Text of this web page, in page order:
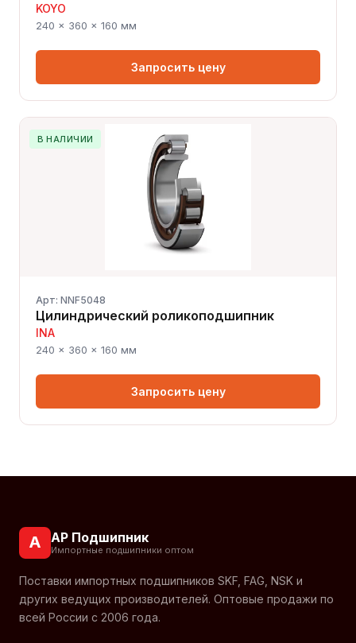
KOYO
240 × 360 × 160 мм
Запросить цену
В НАЛИЧИИ
Арт: NNF5048
Цилиндрический роликоподшипник
INA
240 × 360 × 160 мм
Запросить цену
А АР Подшипник
Импортные подшипники оптом
Поставки импортных подшипников SKF, FAG, NSK и
других ведущих производителей. Оптовые продажи по
всей России с 2006 года.